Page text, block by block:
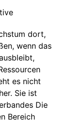
dort,
wenn das
es nicht
Sie ist
Die
Bereich